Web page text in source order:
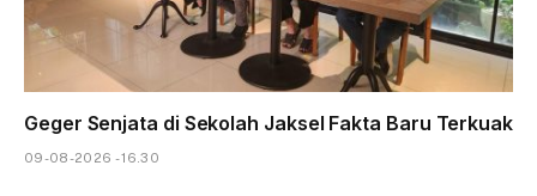
Geger Senjata di Sekolah Jaksel Fakta Baru Terkuak
09-08-2026 - 16.30